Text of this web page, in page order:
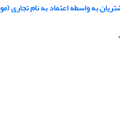
به واسطه اعتماد به نام